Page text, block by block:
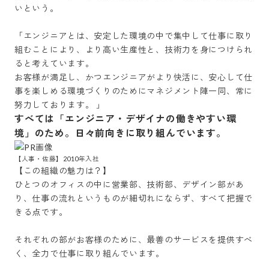
いという。
「エンジニアとは、安定した環境の中で集中して仕事に取り
組むことにより、より高い生産性と、技術力を身につけられ
ると考えています。
お客様が満足し、かつエンジニアがより快活に、安心して仕
事を楽しめる環境づくりのためにマネジメント陣一同、常に
努力しております。 」
すべては「エンジニア・デザイナの働きやすい環
境」のため。日々前向きに取り組んでいます。
【この組織の魅力は？】
ひとつのオフィスの中に営業部、技術部、デザイン部があ
り、仕事の流れというものが細切れにならず、すべて把握で
きる点です。
それぞれの部がお客様のために、最善のサービスを提供すべ
く、全力で仕事に取り組んでいます。